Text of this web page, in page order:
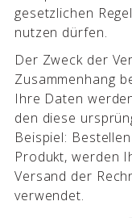
gesetzlichen
nutzen dürfen.
Der Zweck der
Zusammenhang
Ihre Daten
den diese
Beispiel:
Produkt, werden
Versand der
verwendet.